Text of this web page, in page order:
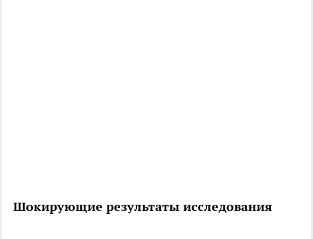
Шокирующие результаты исследования